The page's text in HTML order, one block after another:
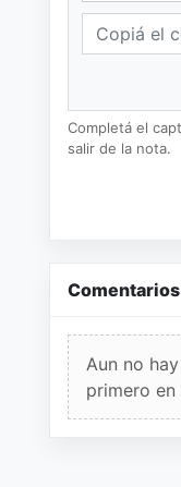
Completá el
salir de la nota.
Comentarios
Aun no
primero